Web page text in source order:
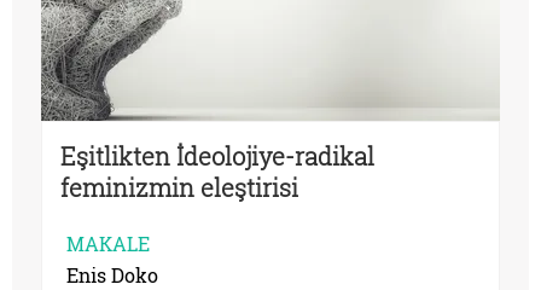
Eşitlikten İdeolojiye-radikal
feminizmin eleştirisi
MAKALE
Enis Doko